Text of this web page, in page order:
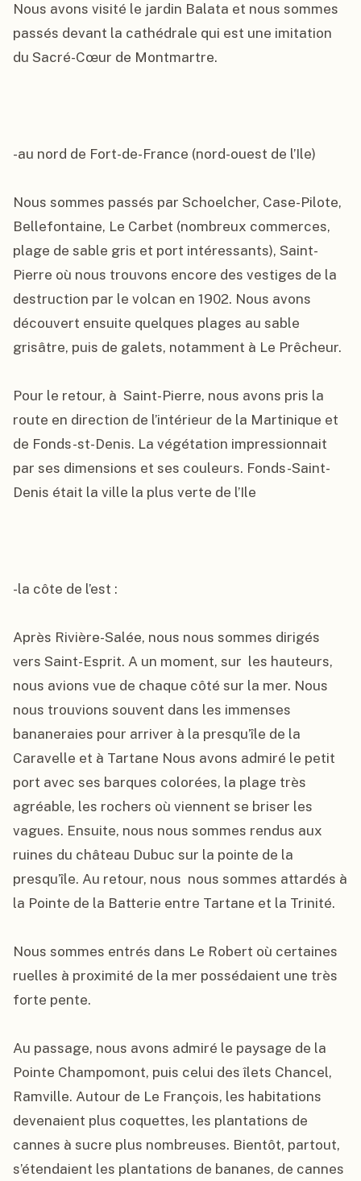
Nous avons visité le jardin Balata et nous sommes
passés devant la cathédrale qui est une imitation
du Sacré-Cœur de Montmartre.
-au nord de Fort-de-France (nord-ouest de l’Ile)
Nous sommes passés par Schoelcher, Case-Pilote,
Bellefontaine, Le Carbet (nombreux commerces,
plage de sable gris et port intéressants), Saint-
Pierre où nous trouvons encore des vestiges de la
destruction par le volcan en 1902. Nous avons
découvert ensuite quelques plages au sable
grisâtre, puis de galets, notamment à Le Prêcheur.
Pour le retour, à  Saint-Pierre, nous avons pris la
route en direction de l’intérieur de la Martinique et
de Fonds-st-Denis. La végétation impressionnait
par ses dimensions et ses couleurs. Fonds-Saint-
Denis était la ville la plus verte de l’Ile
-la côte de l’est :
Après Rivière-Salée, nous nous sommes dirigés
vers Saint-Esprit. A un moment, sur  les hauteurs,
nous avions vue de chaque côté sur la mer. Nous
nous trouvions souvent dans les immenses
bananeraies pour arriver à la presqu’île de la
Caravelle et à Tartane Nous avons admiré le petit
port avec ses barques colorées, la plage très
agréable, les rochers où viennent se briser les
vagues. Ensuite, nous nous sommes rendus aux
ruines du château Dubuc sur la pointe de la
presqu’île. Au retour, nous  nous sommes attardés à
la Pointe de la Batterie entre Tartane et la Trinité.
Nous sommes entrés dans Le Robert où certaines
ruelles à proximité de la mer possédaient une très
forte pente.
Au passage, nous avons admiré le paysage de la
Pointe Champomont, puis celui des îlets Chancel,
Ramville. Autour de Le François, les habitations
devenaient plus coquettes, les plantations de
cannes à sucre plus nombreuses. Bientôt, partout,
s’étendaient les plantations de bananes, de cannes